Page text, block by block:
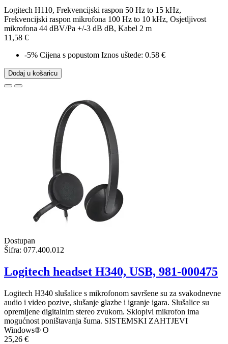
Logitech H110, Frekvencijski raspon 50 Hz to 15 kHz,
Frekvencijski raspon mikrofona 100 Hz to 10 kHz, Osjetljivost
mikrofona 44 dBV/Pa +/-3 dB dB, Kabel 2 m
11,58 €
-5% Cijena s popustom Iznos uštede: 0.58 €
Dodaj u košaricu
Dostupan
Šifra: 077.400.012
Logitech headset H340, USB, 981-000475
Logitech H340 slušalice s mikrofonom savršene su za svakodnevne
audio i video pozive, slušanje glazbe i igranje igara. Slušalice su
opremljene digitalnim stereo zvukom. Sklopivi mikrofon ima
mogućnost poništavanja šuma. SISTEMSKI ZAHTJEVI
Windows® O
25,26 €